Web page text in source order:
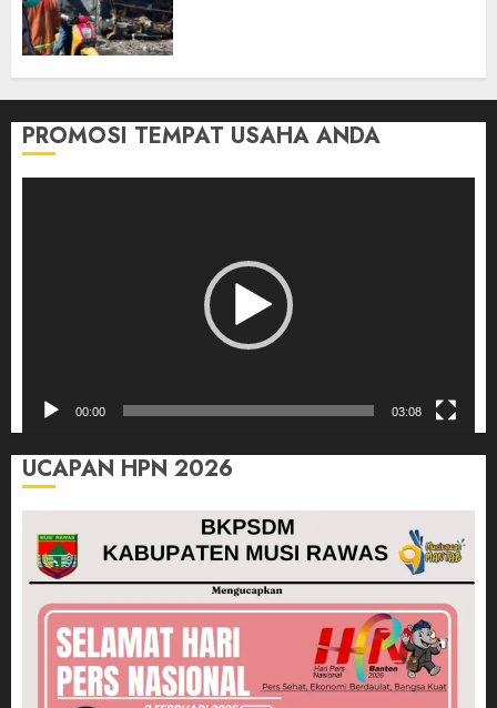
03/08/2026 0
PROMOSI TEMPAT USAHA ANDA
00:00 03:08
UCAPAN HPN 2026